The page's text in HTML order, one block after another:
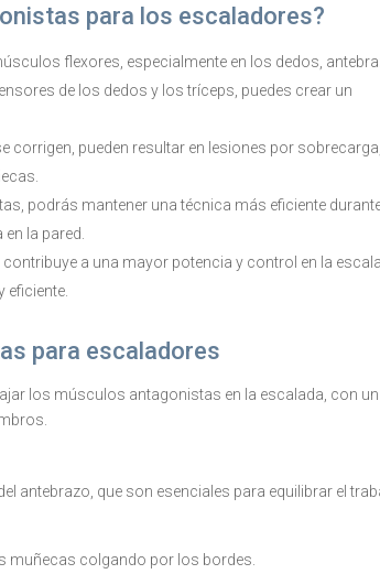
para los escaladores?
flexores, especialmente en los dedos,
de los dedos y los tríceps, puedes crear un
corrigen, pueden resultar en lesiones por sobrecarga,
podrás mantener una técnica más eficiente
la pared.
a una mayor potencia y control en la
para escaladores
los músculos antagonistas en la escalada, con un
antebrazo, que son esenciales para equilibrar el
muñecas colgando por los bordes.